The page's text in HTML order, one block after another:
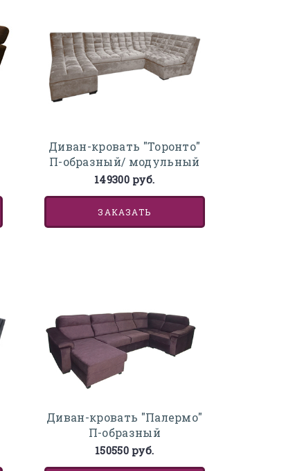
Диван-кровать "Торонто"
П-образный/ модульный
149300 руб.
ЗАКАЗАТЬ
Диван-кровать "Палермо"
П-образный
150550 руб.